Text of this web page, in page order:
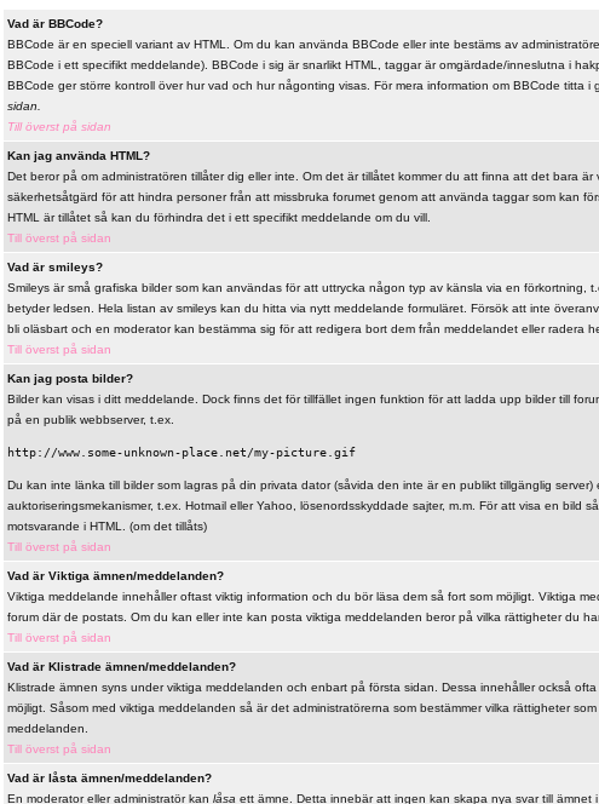
Vad är BBCode?
BBCode är en speciell variant av HTML. Om du kan använda BBCode eller inte bestäms av
BBCode i ett specifikt meddelande). BBCode i sig är snarlikt HTML, taggar är omgärdade/inneslutna i
BBCode ger större kontroll över hur vad och hur någonting visas. För mera information om BBCode titta i
sidan.
Till överst på sidan
Kan jag använda HTML?
Det beror på om administratören tillåter dig eller inte. Om det är tillåtet kommer du att finna att det bara är
säkerhetsåtgärd för att hindra personer från att missbruka forumet genom att använda taggar som kan
HTML är tillåtet så kan du förhindra det i ett specifikt meddelande om du vill.
Till överst på sidan
Vad är smileys?
Smileys är små grafiska bilder som kan användas för att uttrycka någon typ av känsla via en förkortning,
betyder ledsen. Hela listan av smileys kan du hitta via nytt meddelande formuläret. Försök att inte
bli oläsbart och en moderator kan bestämma sig för att redigera bort dem från meddelandet eller radera
Till överst på sidan
Kan jag posta bilder?
Bilder kan visas i ditt meddelande. Dock finns det för tillfället ingen funktion för att ladda upp bilder till
på en publik webbserver, t.ex.
http://www.some-unknown-place.net/my-picture.gif
Du kan inte länka till bilder som lagras på din privata dator (såvida den inte är en publikt tillgänglig server)
auktoriseringsmekanismer, t.ex. Hotmail eller Yahoo, lösenordsskyddade sajter, m.m. För att visa en bild
motsvarande i HTML. (om det tillåts)
Till överst på sidan
Vad är Viktiga ämnen/meddelanden?
Viktiga meddelande innehåller oftast viktig information och du bör läsa dem så fort som möjligt. Viktiga
forum där de postats. Om du kan eller inte kan posta viktiga meddelanden beror på vilka rättigheter du
Till överst på sidan
Vad är Klistrade ämnen/meddelanden?
Klistrade ämnen syns under viktiga meddelanden och enbart på första sidan. Dessa innehåller också
möjligt. Såsom med viktiga meddelanden så är det administratörerna som bestämmer vilka rättigheter
meddelanden.
Till överst på sidan
Vad är låsta ämnen/meddelanden?
En moderator eller administratör kan låsa ett ämne. Detta innebär att ingen kan skapa nya svar till ämnet